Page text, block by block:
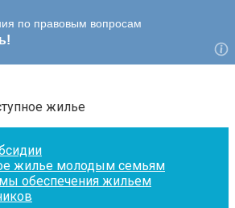
жилье
жилье молодым семьям
обеспечения жильем